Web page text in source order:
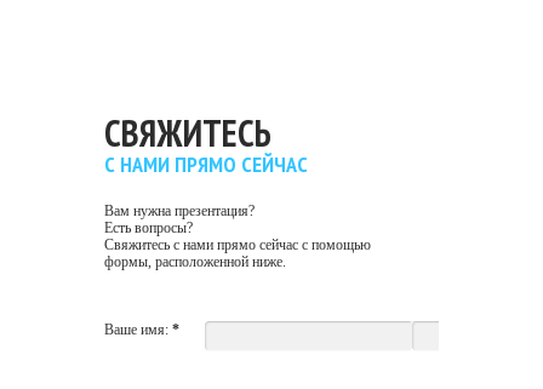
СВЯЖИТЕСЬ
С НАМИ ПРЯМО СЕЙЧАС
Вам нужна презентация?
Есть вопросы?
Свяжитесь с нами прямо сейчас с помощью
формы, расположенной ниже.
Ваше имя: *